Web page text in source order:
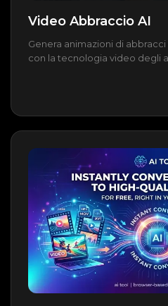
Video Abbraccio AI
Genera animazioni di
con la tecnologia video degli